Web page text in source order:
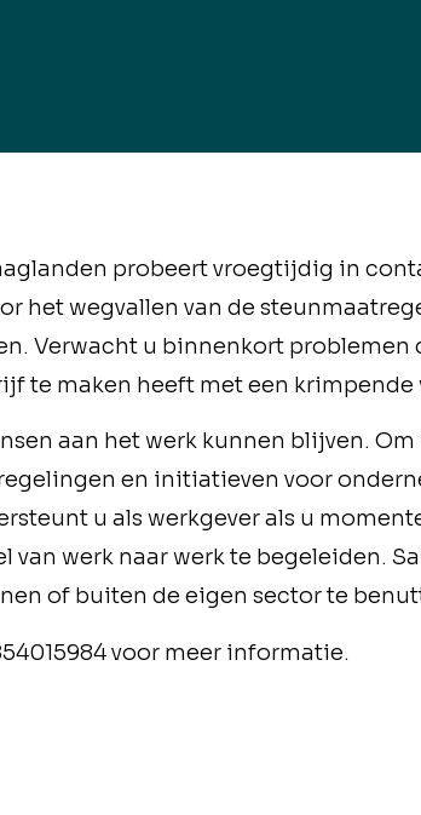
probeert vroegtijdig in
het wegvallen van de
Verwacht u binnenkort problemen
te maken heeft met een krimpende
aan het werk kunnen blijven.
en initiatieven voor
u als werkgever als u
werk naar werk te begeleiden.
of buiten de eigen sector te
voor meer informatie.